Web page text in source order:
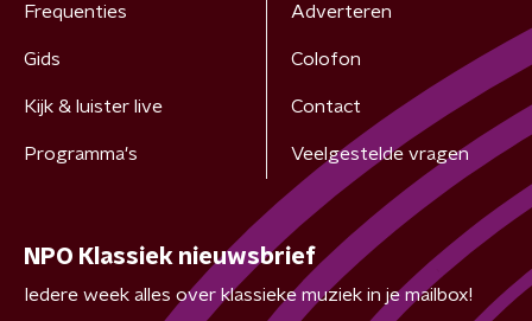
Frequenties
Gids
Kijk & luister live
Programma's
Adverteren
Colofon
Contact
Veelgestelde vragen
NPO Klassiek nieuwsbrief
Iedere week alles over klassieke muziek in je mailbox!